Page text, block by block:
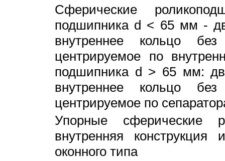
Сферические
подшипника d < 65 мм -
внутреннее кольцо
центрируемое по
подшипника d > 65 мм:
внутреннее кольцо
центрируемое по
Упорные сферические
внутренняя
оконного типа